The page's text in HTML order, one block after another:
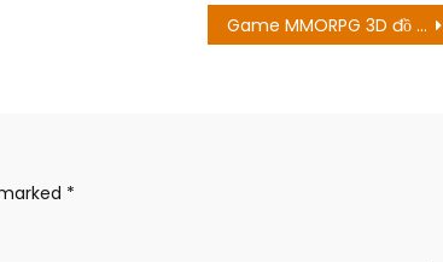
Game MMORPG 3D đồ họa Anime mở đăng ký trước server Hàn
*